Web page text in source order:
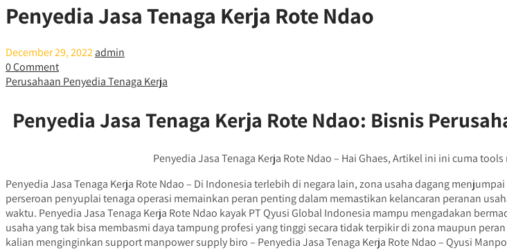
Penyedia Jasa Tenaga Kerja Rote Ndao
December 29, 2022admin
0 Comment
Perusahaan Penyedia Tenaga Kerja
Penyedia Jasa Tenaga Kerja Rote Ndao: Bisnis
Penyedia Jasa Tenaga Kerja Rote Ndao – Hai Ghaes, Artikel ini ini cuma
Penyedia Jasa Tenaga Kerja Rote Ndao – Di Indonesia terlebih di negara lain, zona usaha dagang
perseroan penyuplai tenaga operasi memainkan peran penting dalam memastikan kelancaran peranan
waktu. Penyedia Jasa Tenaga Kerja Rote Ndao kayak PT Qyusi Global Indonesia mampu mengadakan
usaha yang tak bisa membasmi daya tampung profesi yang tinggi secara tidak terpikir di zona maupun
kalian menginginkan support manpower supply biro – Penyedia Jasa Tenaga Kerja Rote Ndao – Qyusi